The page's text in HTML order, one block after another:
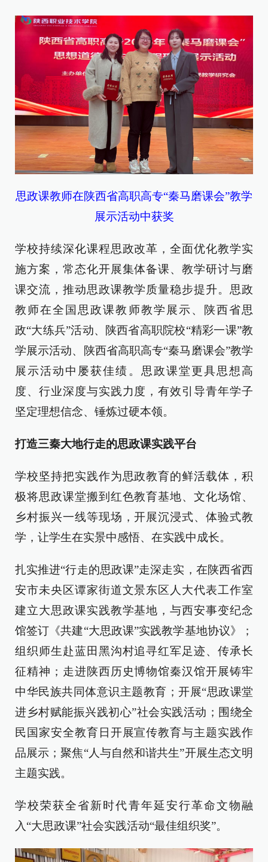
思政课教师在陕西省高职高专“秦马磨课会”教学
展示活动中获奖
学校持续深化课程思政改革，全面优化教学实
施方案，常态化开展集体备课、教学研讨与磨
课交流，推动思政课教学质量稳步提升。思政
教师在全国思政课教师教学展示、陕西省思
政“大练兵”活动、陕西省高职院校“精彩一课”教
学展示活动、陕西省高职高专“秦马磨课会”教学
展示活动中屡获佳绩。思政课堂更具思想高
度、行业深度与实践力度，有效引导青年学子
坚定理想信念、锤炼过硬本领。
打造三秦大地行走的思政课实践平台
学校坚持把实践作为思政教育的鲜活载体，积
极将思政课堂搬到红色教育基地、文化场馆、
乡村振兴一线等现场，开展沉浸式、体验式教
学，让学生在实景中感悟、在实践中成长。
扎实推进“行走的思政课”走深走实，在陕西省西
安市未央区谭家街道文景东区人大代表工作室
建立大思政课实践教学基地，与西安事变纪念
馆签订《共建“大思政课”实践教学基地协议》；
组织师生赴蓝田黑沟村追寻红军足迹、传承长
征精神；走进陕西历史博物馆秦汉馆开展铸牢
中华民族共同体意识主题教育；开展“思政课堂
进乡村赋能振兴践初心”社会实践活动；围绕全
民国家安全教育日开展宣传教育与主题实践作
品展示；聚焦“人与自然和谐共生”开展生态文明
主题实践。
学校荣获全省新时代青年延安行革命文物融
入“大思政课”社会实践活动“最佳组织奖”。